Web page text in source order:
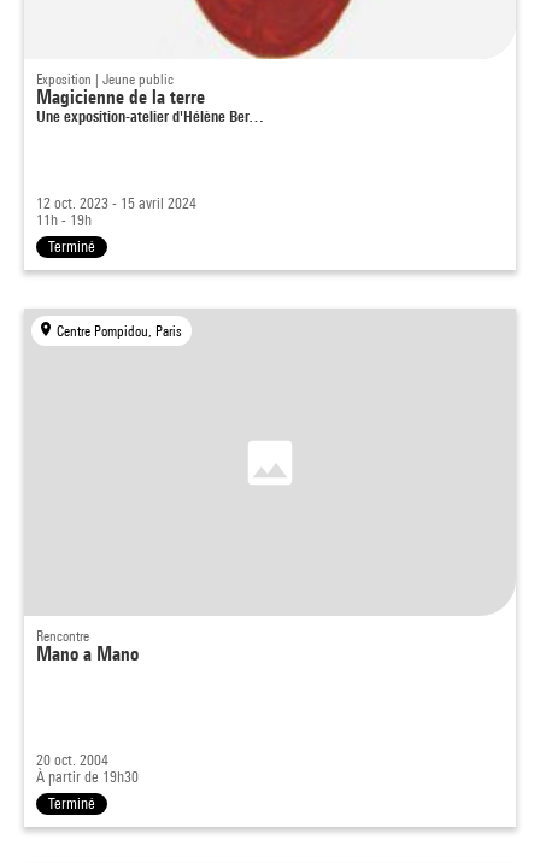
Exposition | Jeune public
Magicienne de la terre
Une exposition-atelier d'Hélène Ber…
12 oct. 2023 - 15 avril 2024
11h - 19h
Terminé
Centre Pompidou, Paris
Rencontre
Mano a Mano
20 oct. 2004
À partir de 19h30
Terminé